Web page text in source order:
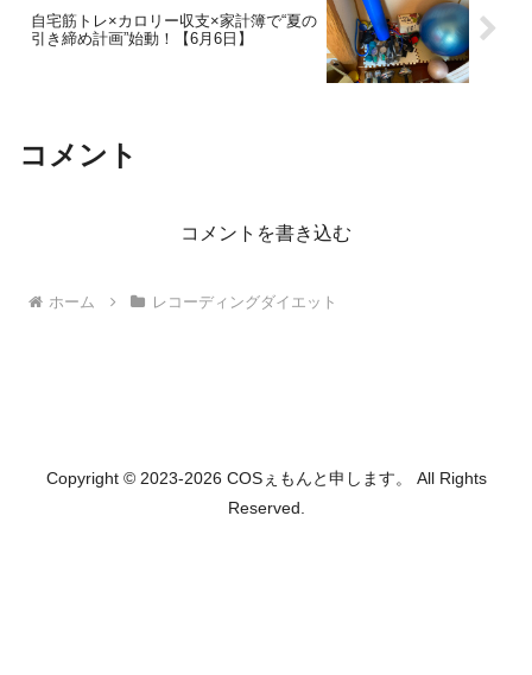
自宅筋トレ×カロリー収支×家計簿で“夏の
引き締め計画”始動！【6月6日】
コメント
コメントを書き込む
ホーム レコーディングダイエット
Copyright © 2023-2026 COSぇもんと申します。 All Rights
Reserved.